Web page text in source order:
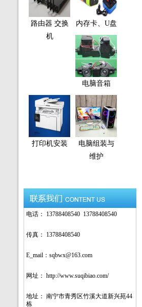
路由器 交换
机
内存卡、U盘
电脑音箱
打印机安装
电脑组装与
维护
电话： 13788408540 13788408540
传真： 13788408540
E_mail：sqbwx@163.com
网址： http://www.suqibiao.com/
地址： 南宁市青秀区竹溪大道新兴苑44
栋